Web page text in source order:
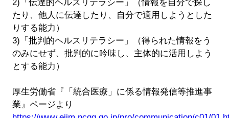
2)「伝達的ヘルスリテラシー」（情報を自分で探し
たり、他人に伝達したり、自分で適用しようとした
りする能力）
3)「批判的ヘルスリテラシー」（得られた情報をう
のみにせず、批判的に吟味し、主体的に活用しよう
とする能力）
厚生労働省『「統合医療」に係る情報発信等推進事
業』ページより